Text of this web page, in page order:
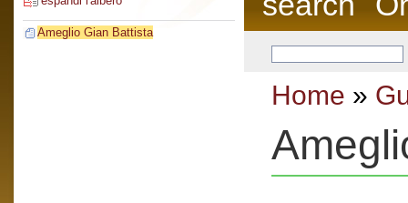
Ameglio Gian Battista
Home »